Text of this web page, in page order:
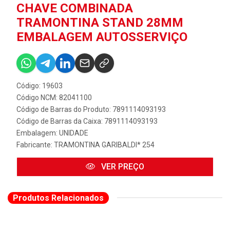
CHAVE COMBINADA
TRAMONTINA STAND 28MM
EMBALAGEM AUTOSSERVIÇO
Código: 19603
Código NCM: 82041100
Código de Barras do Produto: 7891114093193
Código de Barras da Caixa: 7891114093193
Embalagem: UNIDADE
Fabricante: TRAMONTINA GARIBALDI* 254
VER PREÇO
Produtos Relacionados